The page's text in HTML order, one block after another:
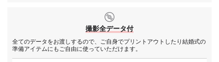
撮影全データ付
全てのデータをお渡しするので、ご自身でプリントアウトしたり結婚式の
準備アイテムにもご自由に使っていただけます。